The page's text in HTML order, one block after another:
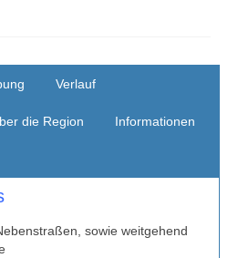
Verlauf
die Region Informationen
sowie weitgehend